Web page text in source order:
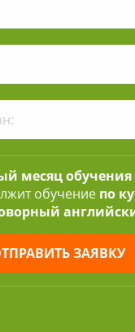
месяц обучения
обучение по
ЗАЯВКУ